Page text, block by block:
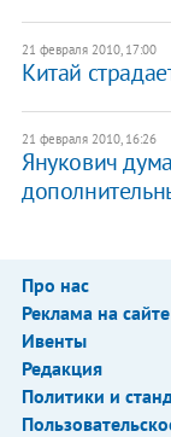
21 февраля 2010, 17:00
Китай
21 февраля 2010, 16:26
Янукович
Про нас
Реклама на сайте
Ивенты
Редакция
Политики и